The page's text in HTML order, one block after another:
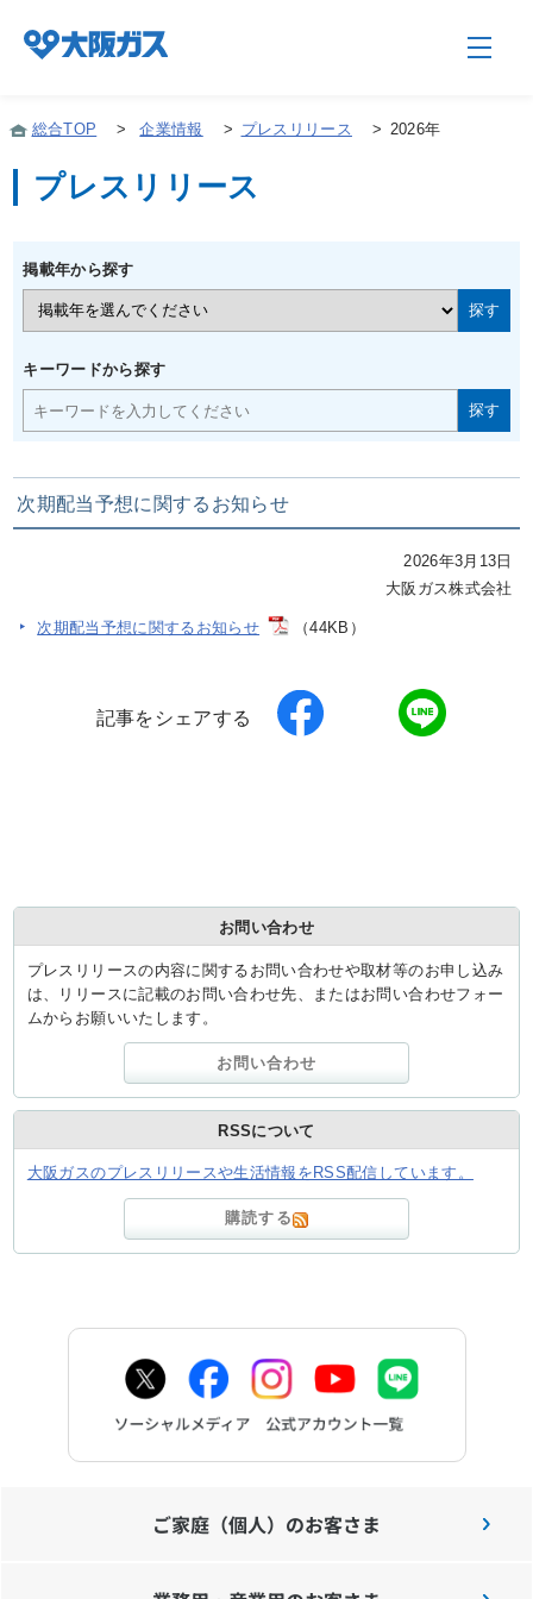
ご家庭のお客さま
業務用・産業用のお客さま
お問い合わせ English
企業情報TOP
企業/グループについて
社会貢献
サステナビリティ
総合TOP > 企業情報 > プレスリリース > 2026年
プレスリリース
掲載年から探す
キーワードから探す
次期配当予想に関するお知らせ
2026年3月13日
大阪ガス株式会社
次期配当予想に関するお知らせ （44KB）
記事をシェアする
お問い合わせ
プレスリリースの内容に関するお問い合わせや取材等のお申し込み
は、リリースに記載のお問い合わせ先、またはお問い合わせフォー
ムからお願いいたします。
お問い合わせ
RSSについて
大阪ガスのプレスリリースや生活情報をRSS配信しています。
購読する
ご家庭（個人）のお客さま